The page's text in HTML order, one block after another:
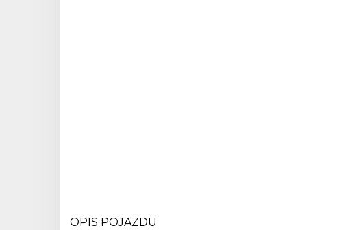
OPIS POJAZDU